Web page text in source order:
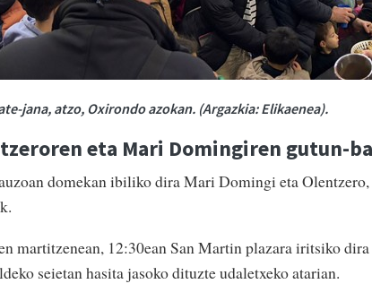
jana, atzo, Oxirondo azokan. (Argazkia: Elikaenea).
eta Mari Domingiren gutun-
domekan ibiliko dira Mari Domingi eta
martitzenean, 12:30ean San Martin plazara iritsiko
seietan hasita jasoko dituzte udaletxeko atarian.